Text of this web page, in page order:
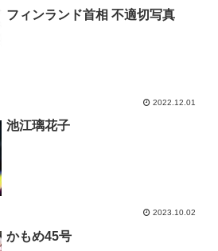
フィンランド首相 不適切写真
2022.12.01
池江璃花子
2023.10.02
かもめ45号